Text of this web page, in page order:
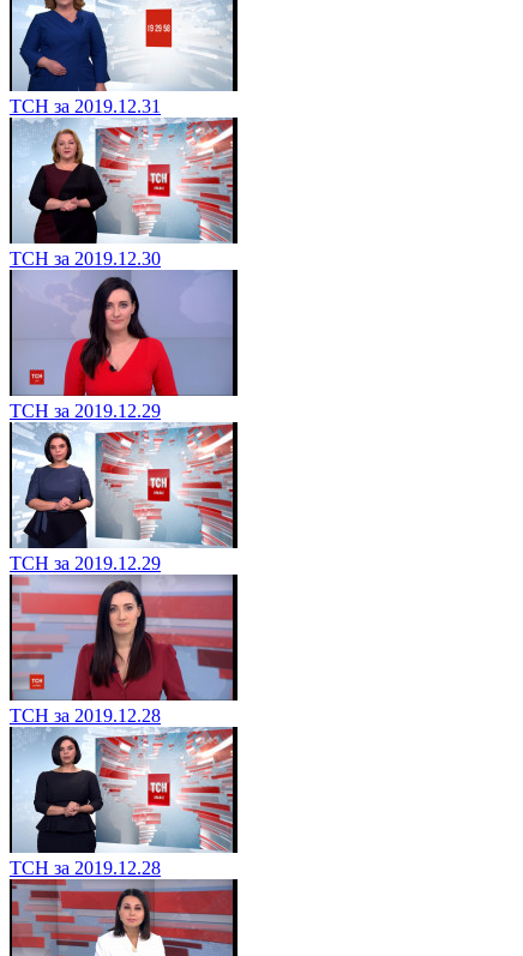
ТСН за 2019.12.31
ТСН за 2019.12.30
ТСН за 2019.12.29
ТСН за 2019.12.29
ТСН за 2019.12.28
ТСН за 2019.12.28